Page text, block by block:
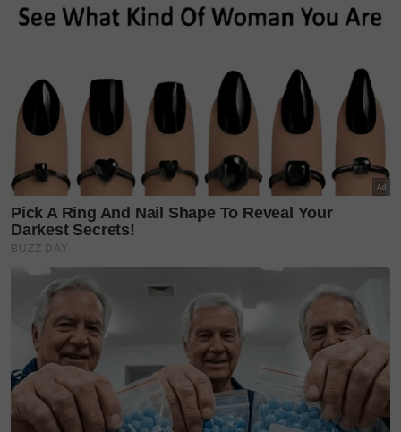
Sumber gambarPEXELS
Baca juga ‘Suami pendorong, bimbing & lorongkan
jalan…’. Julia Farhana tampil berhijab sepenuhnya,
jadikan Bella Dally idola berfesyen!
Cantik Luaran sihat dalaman
Semua orang pun mahu sentiasa kelihatan
cantik, kacak, segak dan kemas dengan cara
masing-masing.
Pun begitu, masih ada lagi mereka yang memilih
jalan singkat untuk nak cepat kulit jadi putih
atau hilang jeragat dan parut jerawat tanpa
memikirkan kesan jangka masa Panjang.